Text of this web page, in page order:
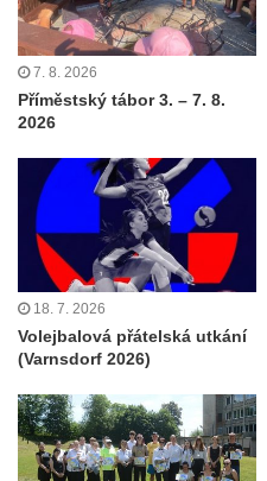
7. 8. 2026
Příměstský tábor 3. – 7. 8.
2026
18. 7. 2026
Volejbalová přátelská utkání
(Varnsdorf 2026)